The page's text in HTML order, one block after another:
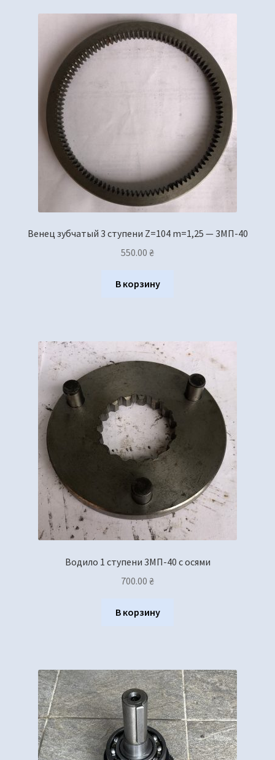
Венец зубчатый 3 ступени Z=104 m=1,25 — 3МП-40
550.00 ₴
В корзину
Водило 1 ступени 3МП-40 с осями
700.00 ₴
В корзину